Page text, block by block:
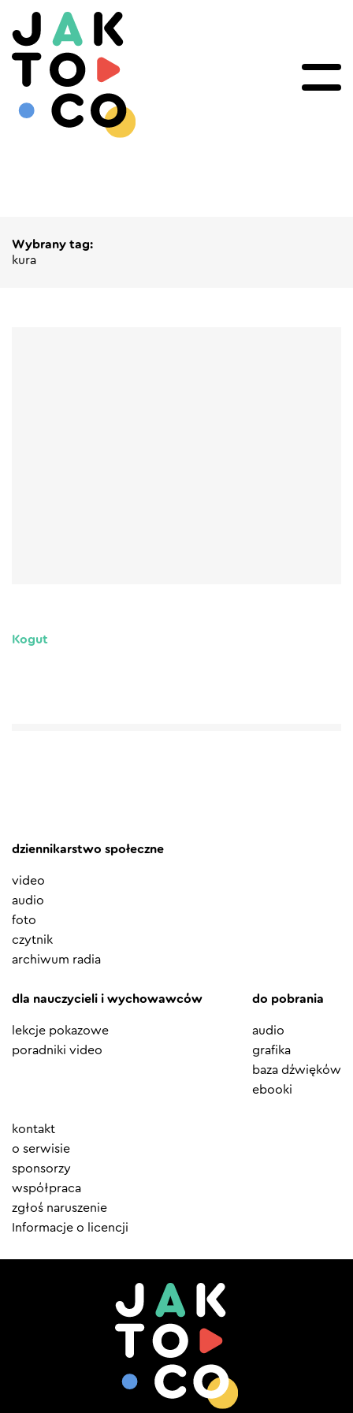
Wybrany tag:
kura
Kogut
dziennikarstwo społeczne
video
audio
foto
czytnik
archiwum radia
dla nauczycieli i wychowawców
lekcje pokazowe
poradniki video
do pobrania
audio
grafika
baza dźwięków
ebooki
Element
menu
kontakt
o serwisie
sponsorzy
współpraca
zgłoś naruszenie
Informacje o licencji